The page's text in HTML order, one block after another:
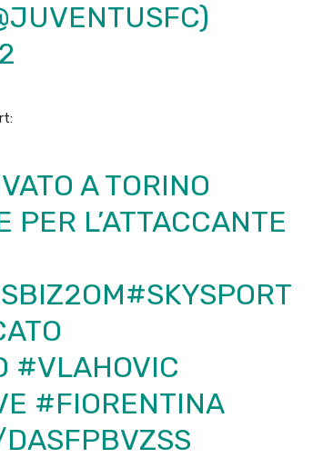
A TORINO
PER L’ATTACCANTE
#SKYSPORT
#VLAHOVIC
#FIORENTINA